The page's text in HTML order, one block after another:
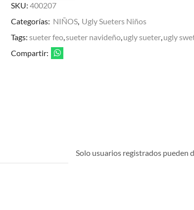
SKU: 400207
Categorías: NIÑOS, Ugly Sueters Niños
Tags: sueter feo,sueter navideño,ugly sueter,ugly
Compartir:
Solo usuarios registrados pueden